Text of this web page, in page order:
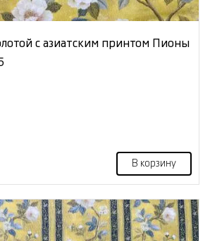
с азиатским принтом Пионы
В корзину